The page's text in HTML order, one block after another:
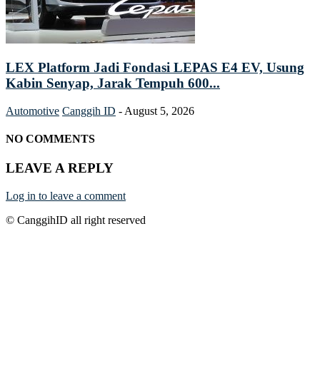
LEX Platform Jadi Fondasi LEPAS E4 EV, Usung
Kabin Senyap, Jarak Tempuh 600...
Automotive Canggih ID - August 5, 2026
NO COMMENTS
LEAVE A REPLY
Log in to leave a comment
© CanggihID all right reserved